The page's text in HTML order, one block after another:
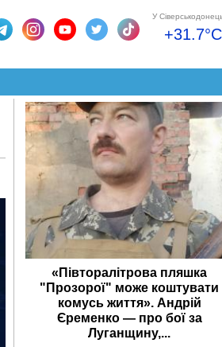
У
+31.7°C
«Півторалітрова пляшка
"Прозорої" може коштувати
комусь життя». Андрій
Єременко — про бої за
Луганщину,...